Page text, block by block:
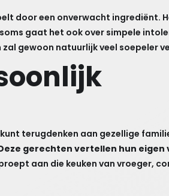
door een onverwacht ingrediënt.
gaat het ook over simpele
gewoon natuurlijk veel soepeler
terugdenken aan gezellige
gerechten vertellen hun eigen
aan die keuken van vroeger,